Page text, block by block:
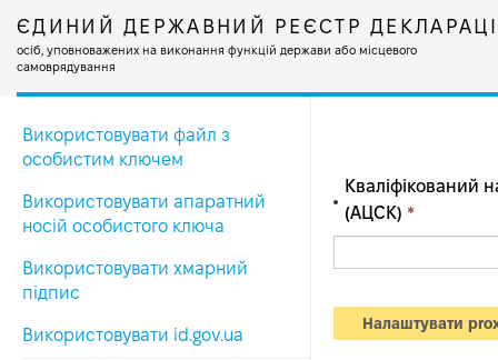
ЄДИНИЙ ДЕРЖАВНИЙ РЕЄСТР
осіб, уповноважених на виконання функцій держави або місцевого
самоврядування
Кваліфікований
(АЦСК) *
Налаштувати
Використовувати файл з
особистим ключем
Використовувати апаратний
носій особистого ключа
Використовувати хмарний
підпис
Використовувати id.gov.ua